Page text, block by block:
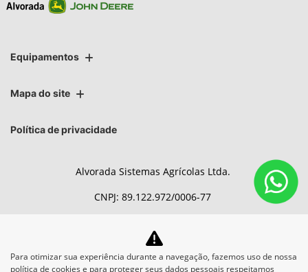
Equipamentos
Mapa do site
Política de privacidade
Alvorada Sistemas Agrícolas Ltda.
CNPJ: 89.122.972/0006-77
No trânsito, enxergar o outro
Para otimizar sua experiência durante a navegação, fazemos uso de nossa
política de cookies e para proteger seus dados pessoais respeitamos